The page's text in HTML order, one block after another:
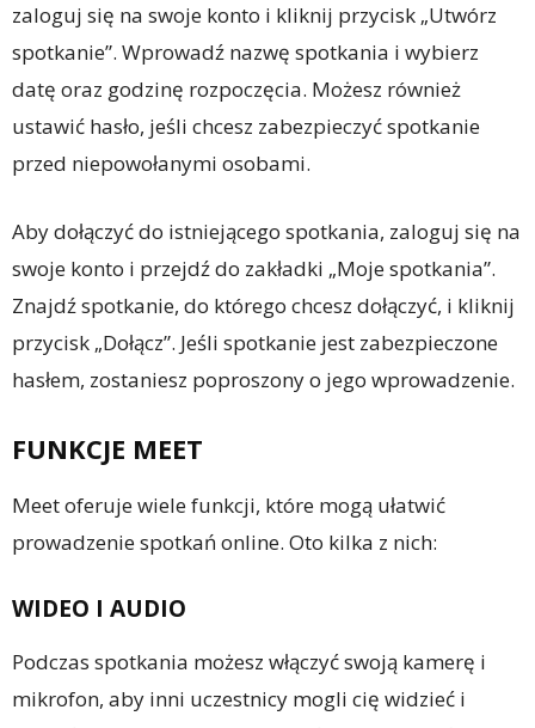
zaloguj się na swoje konto i kliknij przycisk „Utwórz
spotkanie”. Wprowadź nazwę spotkania i wybierz
datę oraz godzinę rozpoczęcia. Możesz również
ustawić hasło, jeśli chcesz zabezpieczyć spotkanie
przed niepowołanymi osobami.
Aby dołączyć do istniejącego spotkania, zaloguj się na
swoje konto i przejdź do zakładki „Moje spotkania”.
Znajdź spotkanie, do którego chcesz dołączyć, i kliknij
przycisk „Dołącz”. Jeśli spotkanie jest zabezpieczone
hasłem, zostaniesz poproszony o jego wprowadzenie.
FUNKCJE MEET
Meet oferuje wiele funkcji, które mogą ułatwić
prowadzenie spotkań online. Oto kilka z nich:
WIDEO I AUDIO
Podczas spotkania możesz włączyć swoją kamerę i
mikrofon, aby inni uczestnicy mogli cię widzieć i